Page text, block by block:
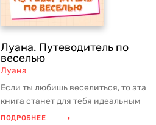
Луана. Путеводитель по
веселью
Луана
Если ты любишь веселиться, то эта
книга станет для тебя идеальным
спутником! Как устроить самую крут...
ПОДРОБНЕЕ